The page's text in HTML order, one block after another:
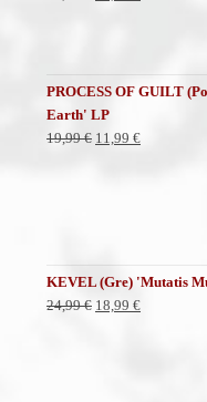
19,99 €.11,99 €.
PROCESS OF GUILT
Earth' LP
19,99€ El
11,99 €El
KEVEL (Gre) 'Mutatis
24,99€ El
18,99 €El